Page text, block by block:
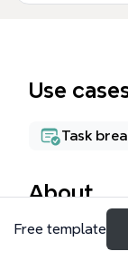
Use
Task
About
The QA phân
Free template